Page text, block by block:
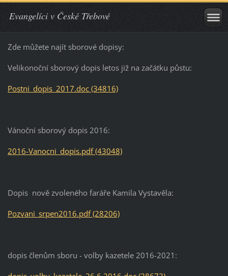
Evangelíci v České Třebové
Zde můžete najít sborové dopisy:
Velikonoční sborový dopis letos již na začátku půstu:
Postni_dopis_2017.doc (34816)
Vánoční sborový dopis 2016:
2016-Vanocni_dopis.pdf (43048)
Dopis nově zvoleného faráře Kamila Vystavěla:
Pozvani_srpen2016.pdf (28206)
dopis členům sboru - volby kazetele 2016-2021: